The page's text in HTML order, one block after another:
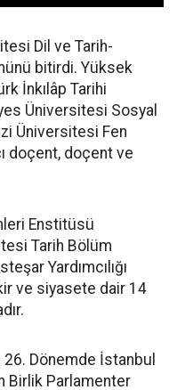
Dil ve Tarih-
bitirdi. Yüksek
İnkılâp Tarihi
Üniversitesi Sosyal
Üniversitesi Fen
doçent, doçent ve
Enstitüsü
Tarih Bölüm
Yardımcılığı
ve siyasete dair 14
Dönemde İstanbul
Birlik Parlamenter